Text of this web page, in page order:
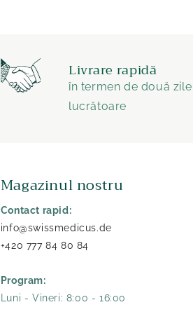
Livrare rapidă
în termen de două zile
lucrătoare
Magazinul nostru
Contact rapid:
info@swissmedicus.de
+420 777 84 80 84
Program:
Luni - Vineri: 8:00 - 16:00